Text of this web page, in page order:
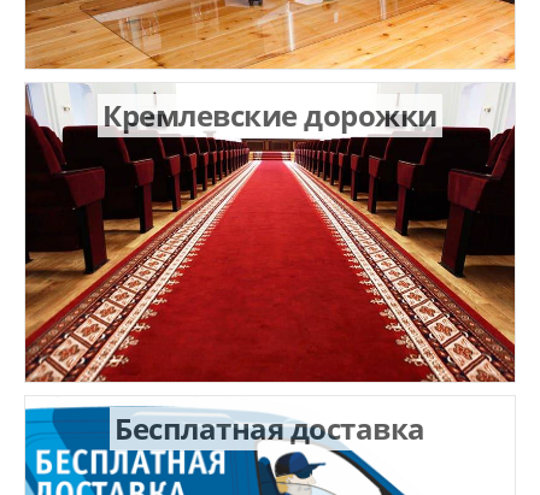
Кремлевские дорожки
Бесплатная доставка